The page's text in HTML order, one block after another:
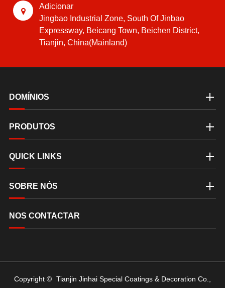
Adicionar
Jingbao Industrial Zone, South Of Jinbao
Expressway, Beicang Town, Beichen District,
Tianjin, China(Mainland)
DOMÍNIOS
PRODUTOS
QUICK LINKS
SOBRE NÓS
NOS CONTACTAR
Copyright © Tianjin Jinhai Special Coatings & Decoration Co.,